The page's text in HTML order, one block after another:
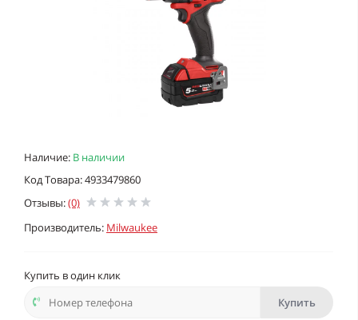
Наличие: В наличии
Код Товара: 4933479860
Отзывы:(0)
Производитель: Milwaukee
Купить в один клик
Купить